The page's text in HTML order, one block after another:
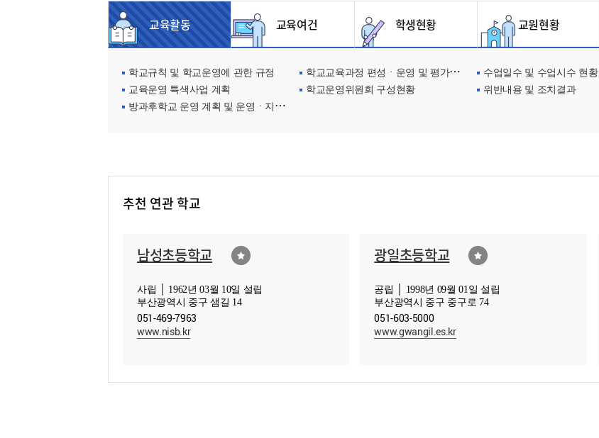
교육활동 교육여건 학생현황 교원현황
학교규칙 및 학교운영에 관한 규정 학교교육과정 편성ㆍ운영 및 평가에 관한 사항 수업일수 및 수업시수 현황
교육운영 특색사업 계획
학교운영위원회 구성현황 위반내용 및 조치결과
방과후학교 운영 계획 및 운영ㆍ지원현황
추천 연관 학교
남성초등학교
사립 │ 1962년 03월 10일 설립
부산광역시 중구 샘길 14
051-469-7963
www.nisb.kr
광일초등학교
공립 │ 1998년 09월 01일 설립
부산광역시 중구 중구로 74
051-603-5000
www.gwangil.es.kr